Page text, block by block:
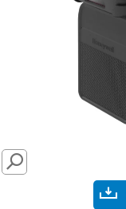
SEARCH